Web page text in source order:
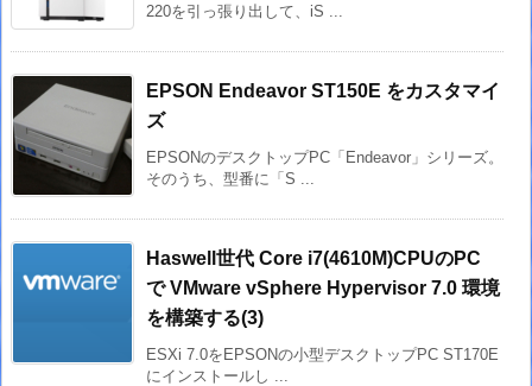
220を引っ張り出して、iS ...
EPSON Endeavor ST150E をカスタマイ
ズ
EPSONのデスクトップPC「Endeavor」シリーズ。
そのうち、型番に「S ...
Haswell世代 Core i7(4610M)CPUのPC
で VMware vSphere Hypervisor 7.0 環境
を構築する(3)
ESXi 7.0をEPSONの小型デスクトップPC ST170E
にインストールし ...